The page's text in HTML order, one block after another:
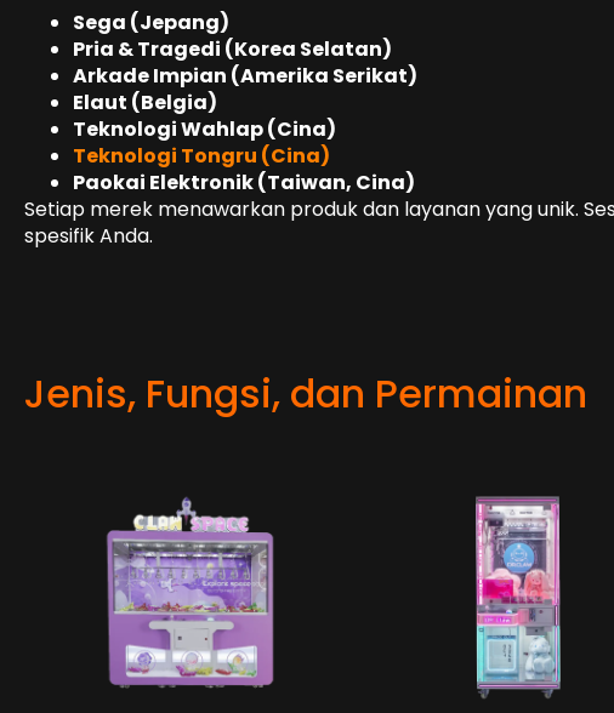
Sega (Jepang)
Pria & Tragedi (Korea Selatan)
Arkade Impian (Amerika Serikat)
Elaut (Belgia)
Teknologi Wahlap (Cina)
Teknologi Tongru (Cina)
Paokai Elektronik(Taiwan, Cina)
Setiap merek menawarkan produk dan layanan yang unik.
spesifik Anda.
Jenis, Fungsi, dan Permainan